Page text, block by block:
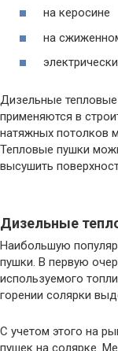
на керосине
на
Дизельные
применяются в
натяжных потолков
Тепловые пушки
высушить
Дизельные
Наибольшую
пушки. В первую
используемого
горении солярки
С учетом этого на
пушек на солярке.